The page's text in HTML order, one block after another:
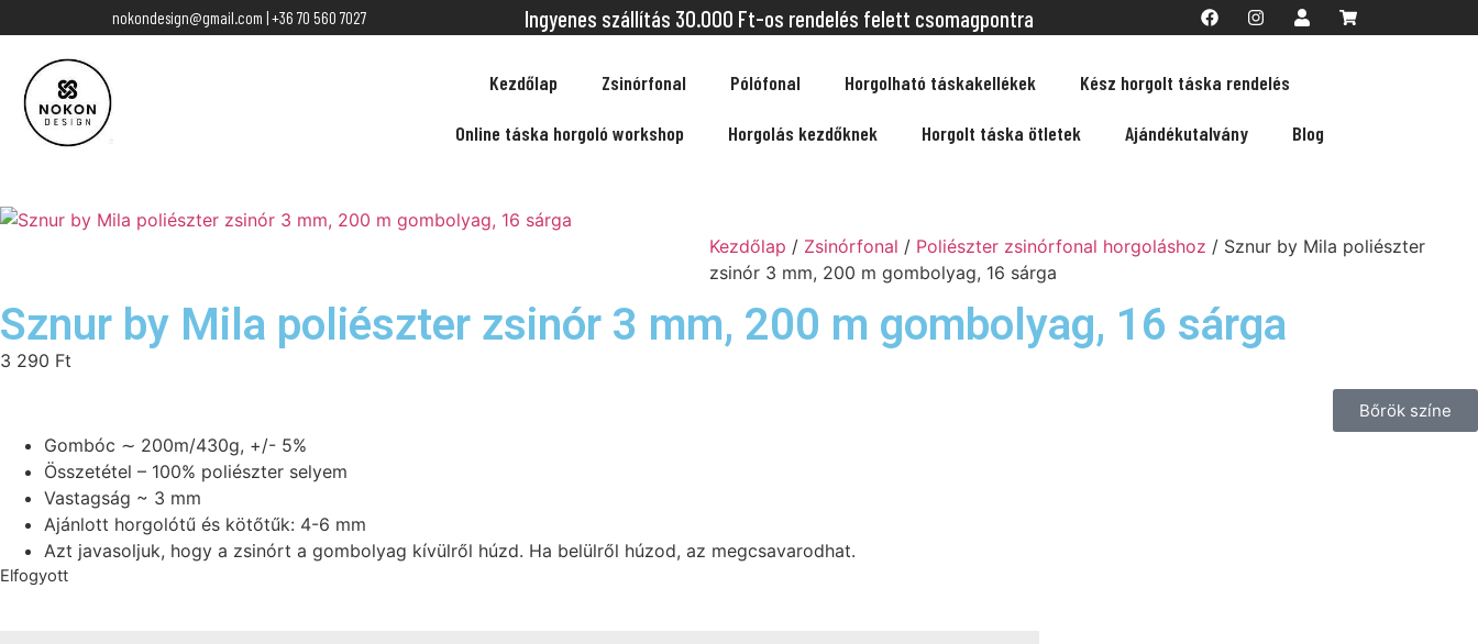
nokondesign@gmail.com | +36 70 560 7027 Ingyenes szállítás 30.000 Ft-os rendelés felett csomagpontra
Kezdőlap Zsinórfonal Pólófonal Horgolható táskakellékek Kész horgolt táska rendelés
Online táska horgoló workshop Horgolás kezdőknek Horgolt táska ötletek Ajándékutalvány Blog
Kezdőlap / Zsinórfonal / Poliészter zsinórfonal horgoláshoz / Sznur by Mila poliészter
zsinór 3 mm, 200 m gombolyag, 16 sárga
Sznur by Mila poliészter zsinór 3 mm, 200 m gombolyag, 16 sárga
3 290 Ft
Bőrök színe
Gombóc ∼ 200m/430g, +/- 5%
Összetétel – 100% poliészter selyem
Vastagság ~ 3 mm
Ajánlott horgolótű és kötőtűk: 4-6 mm
Azt javasoljuk, hogy a zsinórt a gombolyag kívülről húzd. Ha belülről húzod, az megcsavarodhat.
Elfogyott